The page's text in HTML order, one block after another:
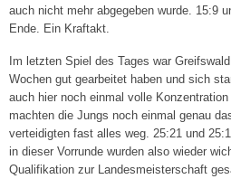
Breitensport »
Herren II („VC-Männer“)
Mixed I („Die
Mixed II („Die Hugos“)
auch nicht mehr abgegeben wurde. 15:9
Ende. Ein Kraftakt.
Im letzten Spiel des Tages war
Wochen gut gearbeitet haben und sich
auch hier noch einmal volle
machten die Jungs noch einmal genau
verteidigten fast alles weg. 25:21 und
in dieser Vorrunde wurden also wieder
Qualifikation zur Landesmeisterschaft